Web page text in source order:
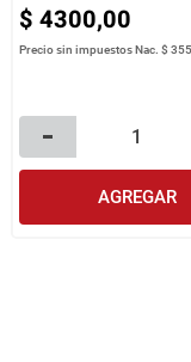
$ 4300,00
Precio sin impuestos Nac.$
AGREGAR